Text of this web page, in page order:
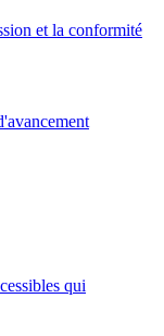
et la conformité
qui